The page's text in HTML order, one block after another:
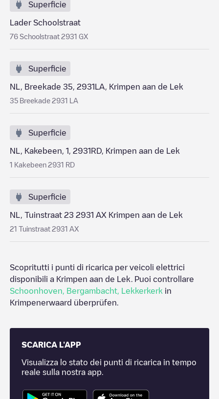
Superficie
Lader Schoolstraat
76 Schoolstraat 2931 GX
Superficie
NL, Breekade 35, 2931LA, Krimpen aan de Lek
35 Breekade 2931 LA
Superficie
NL, Kakebeen, 1, 2931RD, Krimpen aan de Lek
1 Kakebeen 2931 RD
Superficie
NL, Tuinstraat 23 2931 AX Krimpen aan de Lek
21 Tuinstraat 2931 AX
Scopritutti i punti di ricarica per veicoli elettrici
disponibili a Krimpen aan de Lek
. Puoi controllare
Schoonhoven
Bergambacht Lekkerkerk in
Krimpenerwaard überprüfen.
SCARICA L'APP
Visualizza lo stato dei punti di ricarica in tempo
reale sulla nostra app.